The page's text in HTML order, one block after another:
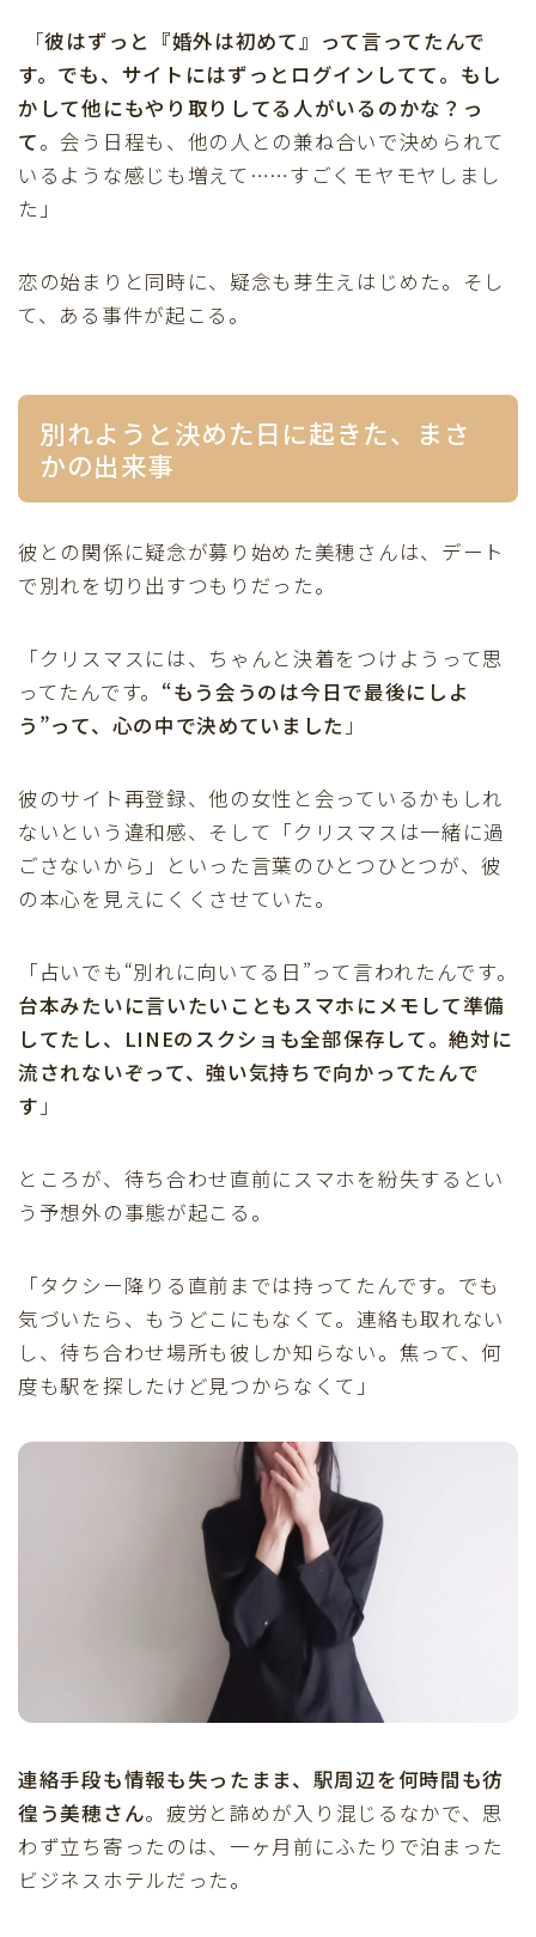
「彼はずっと『婚外は初めて』って言ってたんで
す。でも、サイトにはずっとログインしてて。もし
かして他にもやり取りしてる人がいるのかな？っ
て。会う日程も、他の人との兼ね合いで決められて
いるような感じも増えて……すごくモヤモヤしまし
た」
恋の始まりと同時に、疑念も芽生えはじめた。そし
て、ある事件が起こる。
別れようと決めた日に起きた、まさ
かの出来事
彼との関係に疑念が募り始めた美穂さんは、デート
で別れを切り出すつもりだった。
「クリスマスには、ちゃんと決着をつけようって思
ってたんです。 “もう会うのは今日で最後にしよ
う”って、心の中で決めていました 」
彼のサイト再登録、他の女性と会っているかもしれ
ないという違和感、そして「クリスマスは一緒に過
ごさないから」といった言葉のひとつひとつが、彼
の本心を見えにくくさせていた。
「占いでも“別れに向いてる日”って言われたんです。
台本みたいに言いたいこともスマホにメモして準備
してたし、LINEのスクショも全部保存して。絶対に
流されないぞって、強い気持ちで向かってたんで
す 」
ところが、待ち合わせ直前にスマホを紛失するとい
う予想外の事態が起こる。
「タクシー降りる直前までは持ってたんです。でも
気づいたら、もうどこにもなくて。連絡も取れない
し、待ち合わせ場所も彼しか知らない。焦って、何
度も駅を探したけど見つからなくて」
連絡手段も情報も失ったまま、駅周辺を何時間も彷
徨う美穂さん。疲労と諦めが入り混じるなかで、思
わず立ち寄ったのは、一ヶ月前にふたりで泊まった
ビジネスホテルだった。